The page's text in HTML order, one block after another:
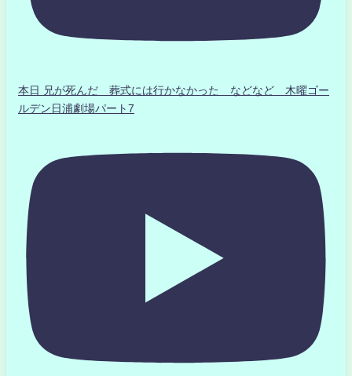
本日 兄が死んだ 葬式には行かなかった などなど 木曜ゴー
ルデン日浦劇場パート7